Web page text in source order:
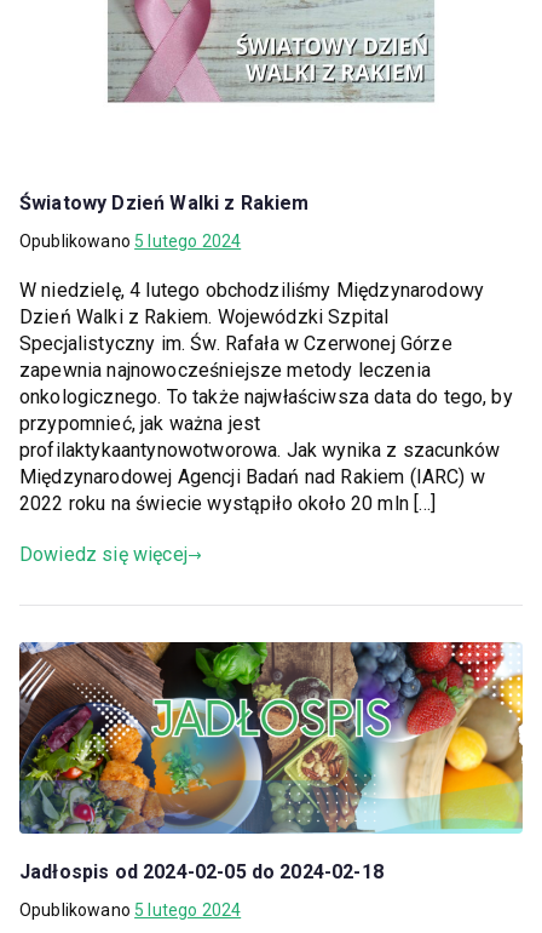
Światowy Dzień Walki z Rakiem
Opublikowano 5 lutego 2024
W niedzielę, 4 lutego obchodziliśmy Międzynarodowy
Dzień Walki z Rakiem. Wojewódzki Szpital
Specjalistyczny im. Św. Rafała w Czerwonej Górze
zapewnia najnowocześniejsze metody leczenia
onkologicznego. To także najwłaściwsza data do tego, by
przypomnieć, jak ważna jest
profilaktykaantynowotworowa. Jak wynika z szacunków
Międzynarodowej Agencji Badań nad Rakiem (IARC) w
2022 roku na świecie wystąpiło około 20 mln […]
Dowiedz się więcej
Jadłospis od 2024-02-05 do 2024-02-18
Opublikowano 5 lutego 2024